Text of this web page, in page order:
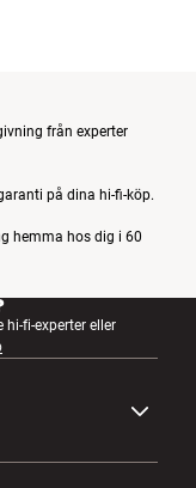
från experter
på dina hi-fi-köp.
hemma hos dig i 60
hi-fi-experter eller